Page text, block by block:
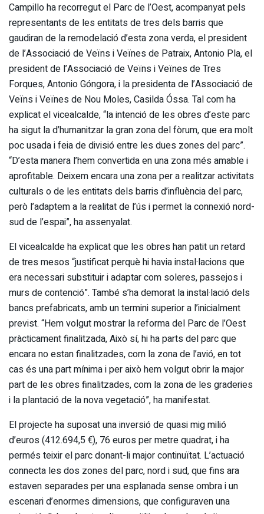
Campillo ha recorregut el Parc de l’Oest, acompanyat pels
representants de les entitats de tres dels barris que
gaudiran de la remodelació d’esta zona verda, el president
de l’Associació de Veïns i Veïnes de Patraix, Antonio Pla, el
president de l’Associació de Veïns i Veïnes de Tres
Forques, Antonio Góngora, i la presidenta de l’Associació de
Veïns i Veïnes de Nou Moles, Casilda Óssa. Tal com ha
explicat el vicealcalde, “la intenció de les obres d’este parc
ha sigut la d’humanitzar la gran zona del fòrum, que era molt
poc usada i feia de divisió entre les dues zones del parc”.
“D’esta manera l’hem convertida en una zona més amable i
aprofitable. Deixem encara una zona per a realitzar activitats
culturals o de les entitats dels barris d’influència del parc,
però l’adaptem a la realitat de l’ús i permet la connexió nord-
sud de l’espai”, ha assenyalat.
El vicealcalde ha explicat que les obres han patit un retard
de tres mesos “justificat perquè hi havia instal·lacions que
era necessari substituir i adaptar com soleres, passejos i
murs de contenció”. També s’ha demorat la instal·lació dels
bancs prefabricats, amb un termini superior a l’inicialment
previst. “Hem volgut mostrar la reforma del Parc de l’Oest
pràcticament finalitzada, Això sí, hi ha parts del parc que
encara no estan finalitzades, com la zona de l’avió, en tot
cas és una part mínima i per això hem volgut obrir la major
part de les obres finalitzades, com la zona de les graderies
i la plantació de la nova vegetació”, ha manifestat.
El projecte ha suposat una inversió de quasi mig milió
d’euros (412.694,5 €), 76 euros per metre quadrat, i ha
permés teixir el parc donant-li major continuïtat. L’actuació
connecta les dos zones del parc, nord i sud, que fins ara
estaven separades per una esplanada sense ombra i un
escenari d’enormes dimensions, que configuraven una